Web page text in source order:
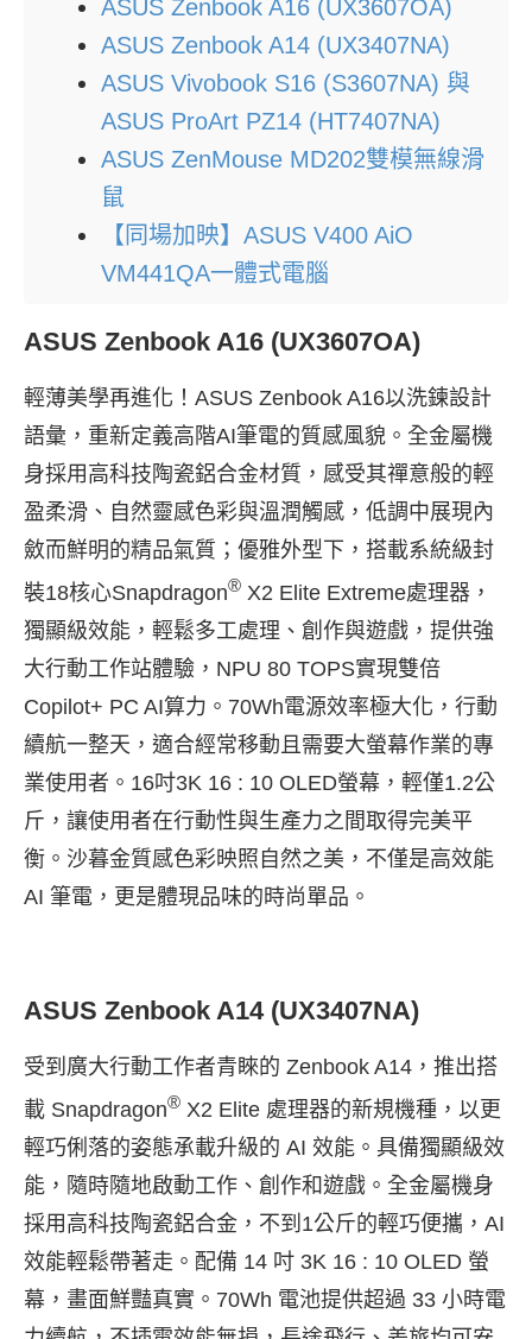
ASUS Zenbook A16 (UX3607OA)
ASUS Zenbook A14 (UX3407NA)
ASUS Vivobook S16 (S3607NA) 與
ASUS ProArt PZ14 (HT7407NA)
ASUS ZenMouse MD202雙模無線滑
鼠
【同場加映】ASUS V400 AiO
VM441QA一體式電腦
ASUS Zenbook A16 (UX3607OA)
輕薄美學再進化！ASUS Zenbook A16以洗鍊設計
語彙，重新定義高階AI筆電的質感風貌。全金屬機
身採用高科技陶瓷鋁合金材質，感受其禪意般的輕
盈柔滑、自然靈感色彩與溫潤觸感，低調中展現內
斂而鮮明的精品氣質；優雅外型下，搭載系統級封
裝18核心Snapdragon® X2 Elite Extreme處理器，
獨顯級效能，輕鬆多工處理、創作與遊戲，提供強
大行動工作站體驗，NPU 80 TOPS實現雙倍
Copilot+ PC AI算力。70Wh電源效率極大化，行動
續航一整天，適合經常移動且需要大螢幕作業的專
業使用者。16吋3K 16 : 10 OLED螢幕，輕僅1.2公
斤，讓使用者在行動性與生產力之間取得完美平
衡。沙暮金質感色彩映照自然之美，不僅是高效能
AI 筆電，更是體現品味的時尚單品。
ASUS Zenbook A14 (UX3407NA)
受到廣大行動工作者青睞的 Zenbook A14，推出搭
載 Snapdragon® X2 Elite 處理器的新規機種，以更
輕巧俐落的姿態承載升級的 AI 效能。具備獨顯級效
能，隨時隨地啟動工作、創作和遊戲。全金屬機身
採用高科技陶瓷鋁合金，不到1公斤的輕巧便攜，AI
效能輕鬆帶著走。配備 14 吋 3K 16 : 10 OLED 螢
幕，畫面鮮豔真實。70Wh 電池提供超過 33 小時電